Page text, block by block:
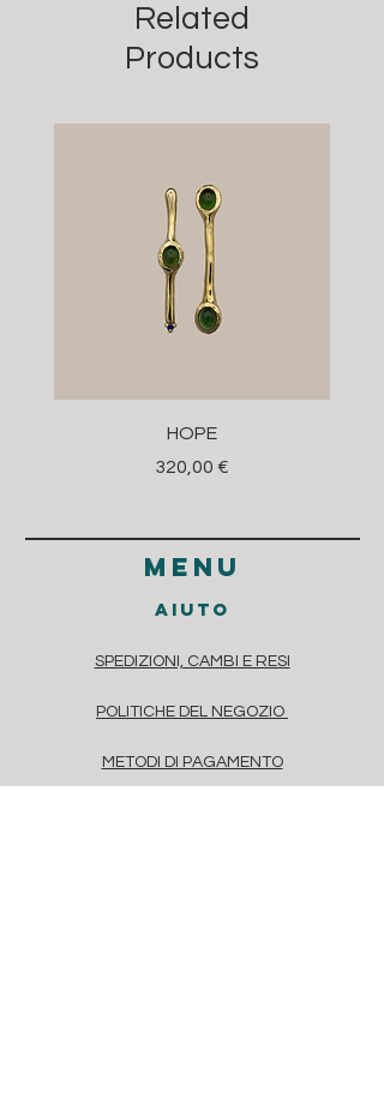
Related
Products
HOPE
Prezzo
320,00 €
menu
aiuto
SPEDIZIONI, CAMBI E RESI
POLITICHE DEL NEGOZIO
METODI DI PAGAMENTO